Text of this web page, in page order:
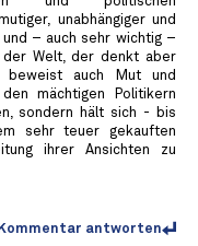
unabhängiger und
– auch sehr wichtig –
der Welt, der denkt aber
auch Mut und
mächtigen Politikern
sondern hält sich - bis
sehr teuer gekauften
ihrer Ansichten zu
antworten